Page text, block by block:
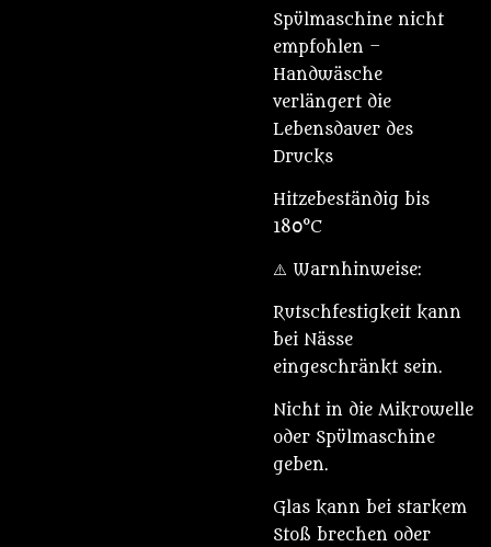
Spülmaschine nicht
empfohlen –
Handwäsche
verlängert die
Lebensdauer des
Drucks
Hitzebeständig bis
180°C
⚠️ Warnhinweise:
Rutschfestigkeit kann
bei Nässe
eingeschränkt sein.
Nicht in die Mikrowelle
oder Spülmaschine
geben.
Glas kann bei starkem
Stoß brechen oder